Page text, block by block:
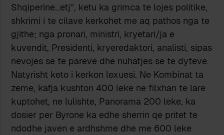
Shqiperine…etj”, ketu ka grimca te lojes politike,
shkrimi i te cilave kerkohet me aq pathos nga te
gjithe; nga pronari, ministri, kryetari/ja e
kuvendit, Presidenti, kryeredaktori, analisti, sipas
nevojes se te pareve dhe nuhatjes se te dyteve.
Natyrisht keto i kerkon lexuesi. Ne Kombinat ta
zeme, kafja kushton 400 leke ne filxhan te lare
kuptohet, ne lulishte, Panorama 200 leke, ka
dosier per Byrone ka edhe sherrin qe pritet te
ndodhe javen e ardhshme dhe me 600 leke